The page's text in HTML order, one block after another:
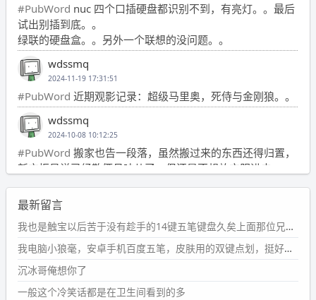
#PubWord nuc 四个口插硬盘都识别不到，有亮灯。。最后
试出别插到底。。
绿联的硬盘盒。。另外一个联想的没问题。。
wdssmq
2024-11-19 17:31:51
#PubWord 近期观影记录：超级马里奥，死侍与金刚狼。。
wdssmq
2024-10-08 10:12:25
#PubWord 搬家也告一段落，虽然搬过来的东西还得归置，
新衣柜虽说已经散俩月味儿了，但还是不想放衣服进去。
wdssmq
2024-09-23 21:00:49
#PubWord要不我每年汇总整理一次？？碎雨集_沉冰浮水_
第1页https://www.wdssmq.com/tag/%E7%A2%8E%E9%9
B%A8%E9%9B%86/
wdssmq
2024-09-23 20:58:40
最新留言
我也是触宝以后苦于没有趁手的14键五笔键盘久矣上面那位兄台用的百度双键点划布局我也用过很久，那个皮肤做得很粗糙，个别键位的触发区域是错位的，快速打字时很容易出错，修改它的皮肤文件校正后勉强能用，但早年出的皮肤分辨率太低，实在谈不上美观。百度小米定制版的商店里有一个"小黑板"皮肤还不错(百度官方输入法商店里没有)，但那个风格我不喜欢这两天找到了一个叫"森林集"的公众号，开发了海量的皮肤，很多都有14键版本，付费但很便宜，几块钱，终于有自己满意的输入法了搜了一下，这个工作室还是百度的官方合作伙伴，不知道为什么14键作品都不在官方商店上架，难道是百度官方在刻意放弃14键？
我电脑小狼毫，安卓手机百度五笔，皮肤用的双键点划，挺好的。
沉冰哥俺想你了
一般这个冷笑话都是在卫生间看到的多